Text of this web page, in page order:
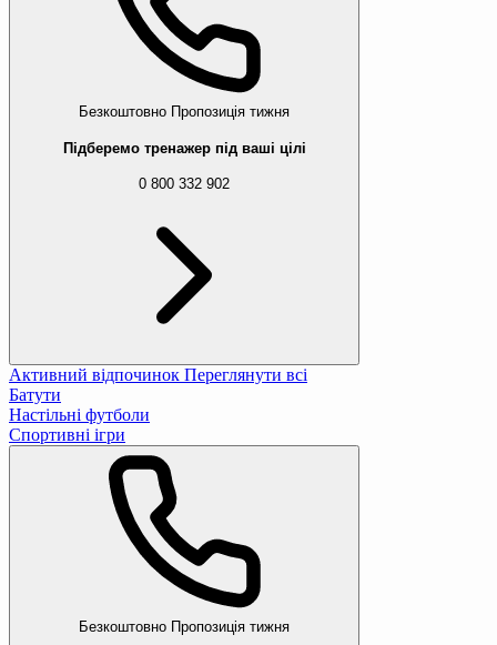
Безкоштовно Пропозиція тижня
Підберемо тренажер під ваші цілі
0 800 332 902
Активний відпочинок Переглянути всі
Батути
Настільні футболи
Спортивні ігри
Безкоштовно Пропозиція тижня